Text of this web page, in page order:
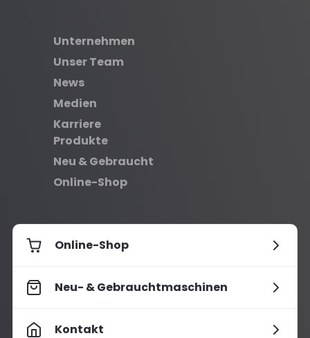
Unternehmen
Unser Team
News
Medien
Karriere
Produkte
Neu & Gebraucht
Online-Shop
Online-Shop
Neu- & Gebrauchtmaschinen
Kontakt